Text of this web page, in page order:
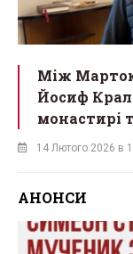
Між
Йосиф
монастирі
14 Лютого 2026 в
АНОНСИ